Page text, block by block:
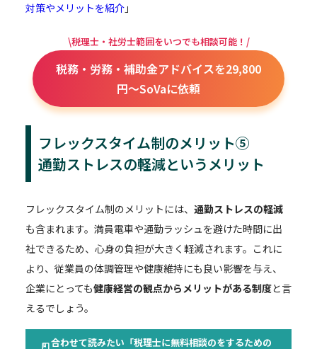
対策やメリットを紹介 」
\税理士・社労士範囲をいつでも相談可能！/
税務・労務・補助金アドバイスを29,800
円～SoVaに依頼
フレックスタイム制のメリット⑤
通勤ストレスの軽減というメリット
フレックスタイム制のメリットには、 通勤ストレスの軽減
も含まれます。満員電車や通勤ラッシュを避けた時間に出
社できるため、心身の負担が大きく軽減されます。これに
より、従業員の体調管理や健康維持にも良い影響を与え、
企業にとっても健康経営の観点からメリットがある制度と言
えるでしょう。
合わせて読みたい「税理士に無料相談のをするための